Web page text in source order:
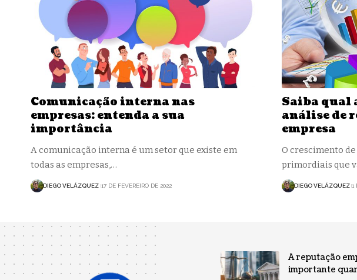
Comunicação interna nas
empresas: entenda a sua
importância
A comunicação interna é um setor que existe em
todas as empresas,…
DIEGO VELÁZQUEZ 17 DE FEVEREIRO DE 2022
Saiba qual
análise de
empresa
O crescimento
primordiais que
DIEGO VELÁZQUEZ 1
A reputação
importante